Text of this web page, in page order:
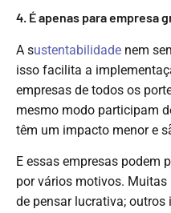
4. É apenas para empresa
A sustentabilidade nem
isso facilita a
empresas de todos os
mesmo modo participam
têm um impacto menor e
E essas empresas podem
por vários motivos.
de pensar lucrativa; outros